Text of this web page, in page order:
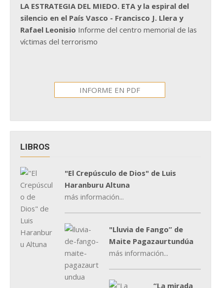
LA ESTRATEGIA DEL MIEDO. ETA y la espiral del
silencio en el País Vasco - Francisco J. Llera y
Rafael Leonisio Informe del centro memorial de las
víctimas del terrorismo
INFORME EN PDF
LIBROS
"El Crepúsculo de Dios" de Luis
Haranburu Altuna
más información...
"Lluvia de Fango” de
Maite Pagazaurtundúa
más información...
“La mirada